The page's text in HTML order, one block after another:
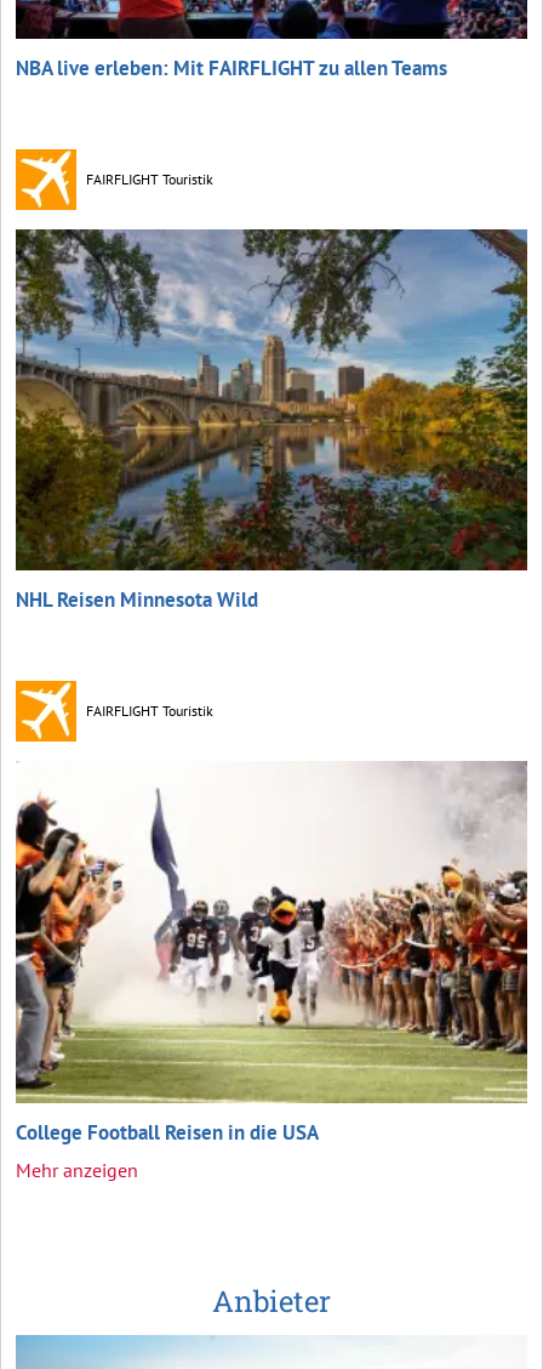
NBA live erleben: Mit FAIRFLIGHT zu allen Teams
FAIRFLIGHT Touristik
NHL Reisen Minnesota Wild
FAIRFLIGHT Touristik
College Football Reisen in die USA
Mehr anzeigen
Anbieter